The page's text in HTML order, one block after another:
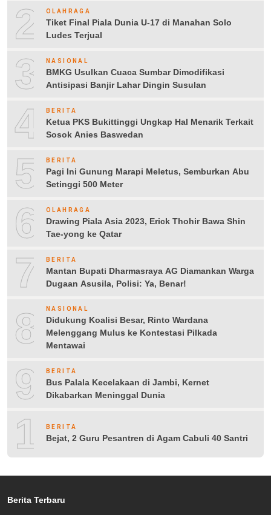
2 OLAHRAGA
Tiket Final Piala Dunia U-17 di Manahan Solo
Ludes Terjual
3 NASIONAL
BMKG Usulkan Cuaca Sumbar Dimodifikasi
Antisipasi Banjir Lahar Dingin Susulan
4 BERITA
Ketua PKS Bukittinggi Ungkap Hal Menarik Terkait
Sosok Anies Baswedan
5 BERITA
Pagi Ini Gunung Marapi Meletus, Semburkan Abu
Setinggi 500 Meter
6 OLAHRAGA
Drawing Piala Asia 2023, Erick Thohir Bawa Shin
Tae-yong ke Qatar
7 BERITA
Mantan Bupati Dharmasraya AG Diamankan Warga
Dugaan Asusila, Polisi: Ya, Benar!
8 NASIONAL
Didukung Koalisi Besar, Rinto Wardana
Melenggang Mulus ke Kontestasi Pilkada
Mentawai
9 BERITA
Bus Palala Kecelakaan di Jambi, Kernet
Dikabarkan Meninggal Dunia
10BERITA
Bejat, 2 Guru Pesantren di Agam Cabuli 40 Santri
Berita Terbaru